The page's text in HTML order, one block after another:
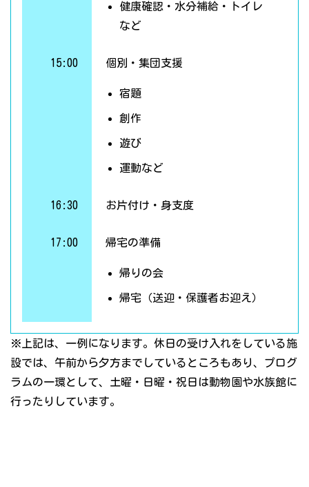
健康確認・水分補給・トイレ
など
15:00 個別・集団支援
宿題
創作
遊び
運動など
16:30 お片付け・身支度
17:00 帰宅の準備
帰りの会
帰宅（送迎・保護者お迎え）
※上記は、一例になります。休日の受け入れをしている施
設では、午前から夕方までしているところもあり、プログ
ラムの一環として、土曜・日曜・祝日は動物園や水族館に
行ったりしています。